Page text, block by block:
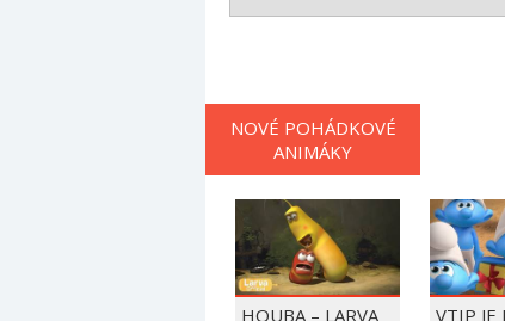
NOVÉ POHÁDKOVÉ
ANIMÁKY
HOUBA – LARVA
VTIP JE